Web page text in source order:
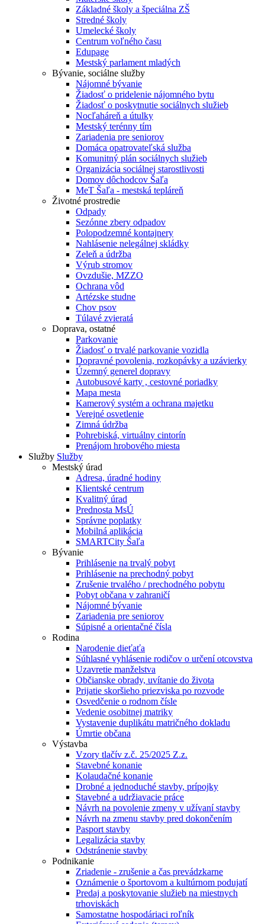
Základné školy a špeciálna ZŠ
Stredné školy
Umelecké školy
Centrum voľného času
Edupage
Mestský parlament mladých
Bývanie, sociálne služby
Nájomné bývanie
Žiadosť o pridelenie nájomného bytu
Žiadosť o poskytnutie sociálnych služieb
Nocľaháreň a útulky
Mestský terénny tím
Zariadenia pre seniorov
Domáca opatrovateľská služba
Komunitný plán sociálnych služieb
Organizácia sociálnej starostlivosti
Domov dôchodcov Šaľa
MeT Šaľa - mestská tepláreň
Životné prostredie
Odpady
Sezónne zbery odpadov
Polopodzemné kontajnery
Nahlásenie nelegálnej skládky
Zeleň a údržba
Výrub stromov
Ovzdušie, MZZO
Ochrana vôd
Artézske studne
Chov psov
Túlavé zvieratá
Doprava, ostatné
Parkovanie
Žiadosť o trvalé parkovanie vozidla
Dopravné povolenia, rozkopávky a uzávierky
Územný generel dopravy
Autobusové karty , cestovné poriadky
Mapa mesta
Kamerový systém a ochrana majetku
Verejné osvetlenie
Zimná údržba
Pohrebiská, virtuálny cintorín
Prenájom hrobového miesta
Služby Služby
Mestský úrad
Adresa, úradné hodiny
Klientské centrum
Kvalitný úrad
Prednosta MsÚ
Správne poplatky
Mobilná aplikácia
SMARTCity Šaľa
Bývanie
Prihlásenie na trvalý pobyt
Prihlásenie na prechodný pobyt
Zrušenie trvalého / prechodného pobytu
Pobyt občana v zahraničí
Nájomné bývanie
Zariadenia pre seniorov
Súpisné a orientačné čísla
Rodina
Narodenie dieťaťa
Súhlasné vyhlásenie rodičov o určení otcovstva
Uzavretie manželstva
Občianske obrady, uvítanie do života
Prijatie skoršieho priezviska po rozvode
Osvedčenie o rodnom čísle
Vedenie osobitnej matriky
Vystavenie duplikátu matričného dokladu
Úmrtie občana
Výstavba
Vzory tlačív z.č. 25/2025 Z.z.
Stavebné konanie
Kolaudačné konanie
Drobné a jednoduché stavby, prípojky
Stavebné a udržiavacie práce
Návrh na povolenie zmeny v užívaní stavby
Návrh na zmenu stavby pred dokončením
Pasport stavby
Legalizácia stavby
Odstránenie stavby
Podnikanie
Zriadenie - zrušenie a čas prevádzkarne
Oznámenie o športovom a kultúrnom podujatí
Predaj a poskytovanie služieb na miestnych
trhoviskách
Samostatne hospodáriaci roľník